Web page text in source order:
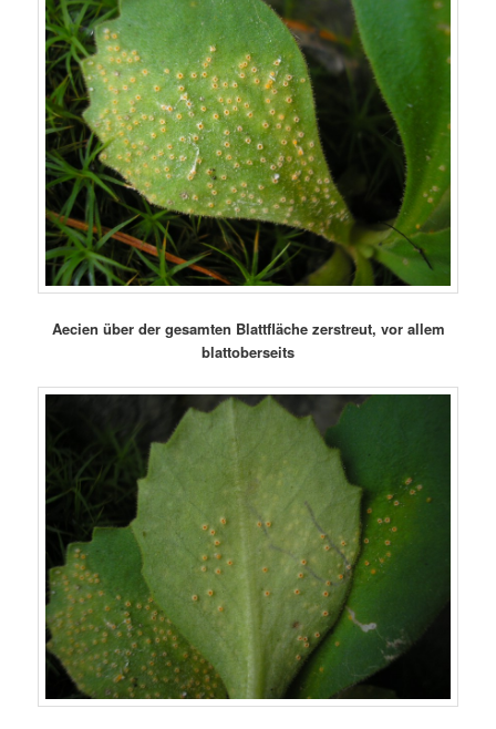
Aecien über der gesamten Blattfläche zerstreut, vor allem
blattoberseits